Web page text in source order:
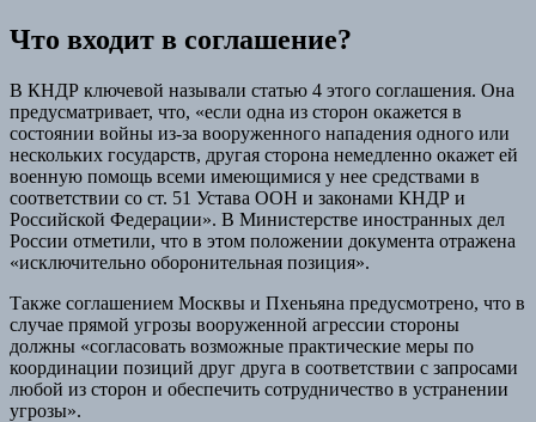
Что входит в соглашение?
В КНДР ключевой называли статью 4 этого соглашения. Она
предусматривает, что, «если одна из сторон окажется в
состоянии войны из-за вооруженного нападения одного или
нескольких государств, другая сторона немедленно окажет ей
военную помощь всеми имеющимися у нее средствами в
соответствии со ст. 51 Устава ООН и законами КНДР и
Российской Федерации». В Министерстве иностранных дел
России отметили, что в этом положении документа отражена
«исключительно оборонительная позиция».
Также соглашением Москвы и Пхеньяна предусмотрено, что в
случае прямой угрозы вооруженной агрессии стороны
должны «согласовать возможные практические меры по
координации позиций друг друга в соответствии с запросами
любой из сторон и обеспечить сотрудничество в устранении
угрозы».